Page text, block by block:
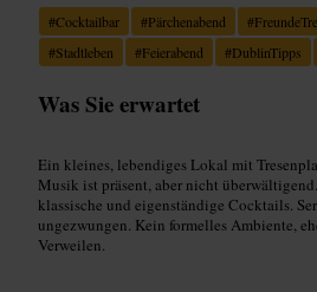
#Cocktailbar #Pärchenabend #
#Stadtleben #Feierabend #DublinTipps
Was Sie erwartet
Ein kleines, lebendiges Lokal mit
Musik ist präsent, aber nicht
klassische und eigenständige Cocktails.
ungezwungen. Kein formelles Ambiente,
Verweilen.